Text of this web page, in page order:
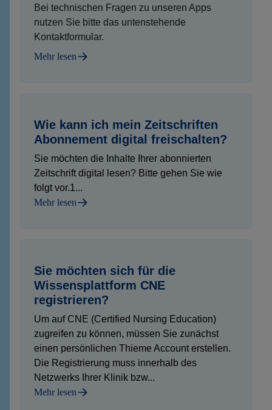
Bei technischen Fragen zu unseren Apps
nutzen Sie bitte das untenstehende
Kontaktformular.
Mehr lesen
Wie kann ich mein Zeitschriften
Abonnement digital freischalten?
Sie möchten die Inhalte Ihrer abonnierten
Zeitschrift digital lesen? Bitte gehen Sie wie
folgt vor.1...
Mehr lesen
Sie möchten sich für die
Wissensplattform CNE
registrieren?
Um auf CNE (Certified Nursing Education)
zugreifen zu können, müssen Sie zunächst
einen persönlichen Thieme Account erstellen.
Die Registrierung muss innerhalb des
Netzwerks Ihrer Klinik bzw...
Mehr lesen